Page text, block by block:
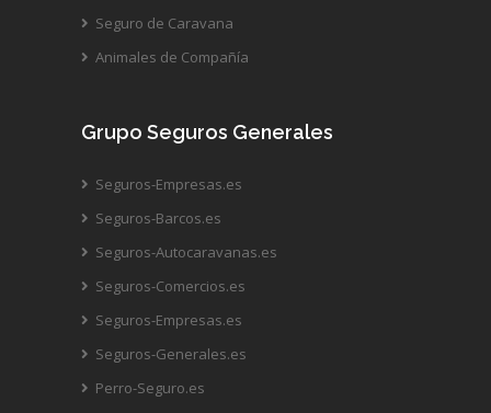
Seguro de Caravana
Animales de Compañía
Grupo Seguros Generales
Seguros-Empresas.es
Seguros-Barcos.es
Seguros-Autocaravanas.es
Seguros-Comercios.es
Seguros-Empresas.es
Seguros-Generales.es
Perro-Seguro.es